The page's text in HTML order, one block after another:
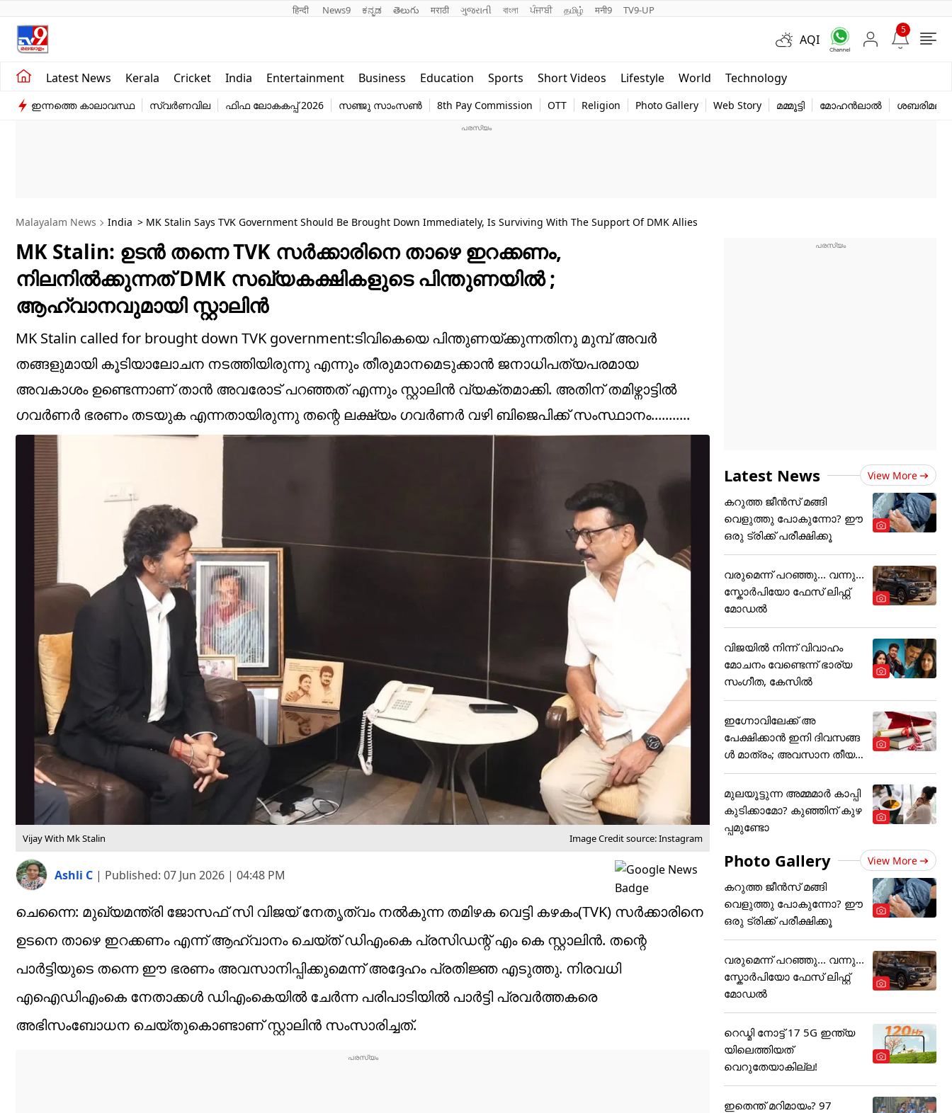
हिन्दी News9 ಕನ್ನಡ తెలుగు मराठी ગુજરાતી বাংলা ਪੰਜਾਬੀ தமிழ் मनी9 TV9-UP
AQI
5
Latest News Kerala Cricket India Entertainment Business Education Sports Short Videos Lifestyle World Technology
Kerala
India
Education
world
Web Story
ഇന്നത്തെ കാലാവസ്ഥ സ്വർണവില ഫിഫ ലോകകപ്പ് 2026 സഞ്ജു സാംസൺ 8th Pay Commission OTT Religion Photo Gallery Web Story മമ്മൂട്ടി മോഹൻലാൽ ശബരിമല
Malayalam News India > MK Stalin Says TVK Government Should Be Brought Down Immediately, Is Surviving With The Support Of DMK Allies
MK Stalin: ഉടൻ തന്നെ TVK സർക്കാരിനെ താഴെ ഇറക്കണം,
നിലനിൽക്കുന്നത് DMK സഖ്യകക്ഷികളുടെ പിന്തുണയിൽ ;
ആഹ്വാനവുമായി സ്റ്റാലിൻ
MK Stalin called for brought down TVK government:ടിവികെയെ പിന്തുണയ്ക്കുന്നതിനു മുമ്പ് അവർ
തങ്ങളുമായി കൂടിയാലോചന നടത്തിയിരുന്നു എന്നും തീരുമാനമെടുക്കാൻ ജനാധിപത്യപരമായ
അവകാശം ഉണ്ടെന്നാണ് താൻ അവരോട് പറഞ്ഞത് എന്നും സ്റ്റാലിൻ വ്യക്തമാക്കി. അതിന് തമിഴ്നാട്ടിൽ
ഗവർണർ ഭരണം തടയുക എന്നതായിരുന്നു തന്റെ ലക്ഷ്യം ഗവർണർ വഴി ബിജെപിക്ക് സംസ്ഥാനം...........
Vijay With Mk Stalin Image Credit source: Instagram
Ashli C | Published: 07 Jun 2026 | 04:48 PM
ചെന്നൈ: മുഖ്യമന്ത്രി ജോസഫ് സി വിജയ് നേതൃത്വം നൽകുന്ന തമിഴക വെട്ടി കഴകം(TVK) സർക്കാരിനെ
ഉടനെ താഴെ ഇറക്കണം എന്ന് ആഹ്വാനം ചെയ്ത് ഡിഎംകെ പ്രസിഡന്റ് എം കെ സ്റ്റാലിൻ. തന്റെ
പാർട്ടിയുടെ തന്നെ ഈ ഭരണം അവസാനിപ്പിക്കുമെന്ന് അദ്ദേഹം പ്രതിജ്ഞ എടുത്തു. നിരവധി
എഐഡിഎംകെ നേതാക്കൾ ഡിഎംകെയിൽ ചേർന്ന പരിപാടിയിൽ പാർട്ടി പ്രവർത്തകരെ
അഭിസംബോധന ചെയ്തുകൊണ്ടാണ് സ്റ്റാലിൻ സംസാരിച്ചത്.
Latest News View More
കറുത്ത ജീൻസ് മങ്ങി
വെളുത്തു പോകുന്നോ? ഈ
ഒരു ട്രിക്ക് പരീക്ഷിക്കൂ
വരുമെന്ന് പറഞ്ഞു... വന്നു...
സ്കോർപിയോ ഫേസ് ലിഫ്റ്റ്
മോഡൽ
വിജയിൽ നിന്ന് വിവാഹം
മോചനം വേണ്ടെന്ന് ഭാര്യ
സം​ഗീത, കേസിൽ
ഇഗ്നോവിലേക്ക് അ
പേക്ഷിക്കാൻ ഇനി ദിവസങ്ങ
ൾ മാത്രം; അവസാന തീയ
തി
മുലയൂട്ടുന്ന അമ്മമാർ കാപ്പി
കുടിക്കാമോ? കുഞ്ഞിന് കുഴ
പ്പമുണ്ടോ
Photo Gallery View More
കറുത്ത ജീൻസ് മങ്ങി
വെളുത്തു പോകുന്നോ? ഈ
ഒരു ട്രിക്ക് പരീക്ഷിക്കൂ
വരുമെന്ന് പറഞ്ഞു... വന്നു...
സ്കോർപിയോ ഫേസ് ലിഫ്റ്റ്
മോഡൽ
റെഡ്മി നോട്ട് 17 5G ഇന്ത്യ
യിലെത്തിയത്
വെറുതേയാകില്ല!
ഇതെന്ത് മറിമായം? 97